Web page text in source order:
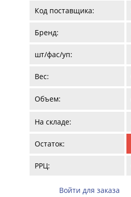
Код поставщика:
Бренд:
шт/фас/уп:
Вес:
Объем:
На складе:
Остаток:
РРЦ:
Войти для заказа